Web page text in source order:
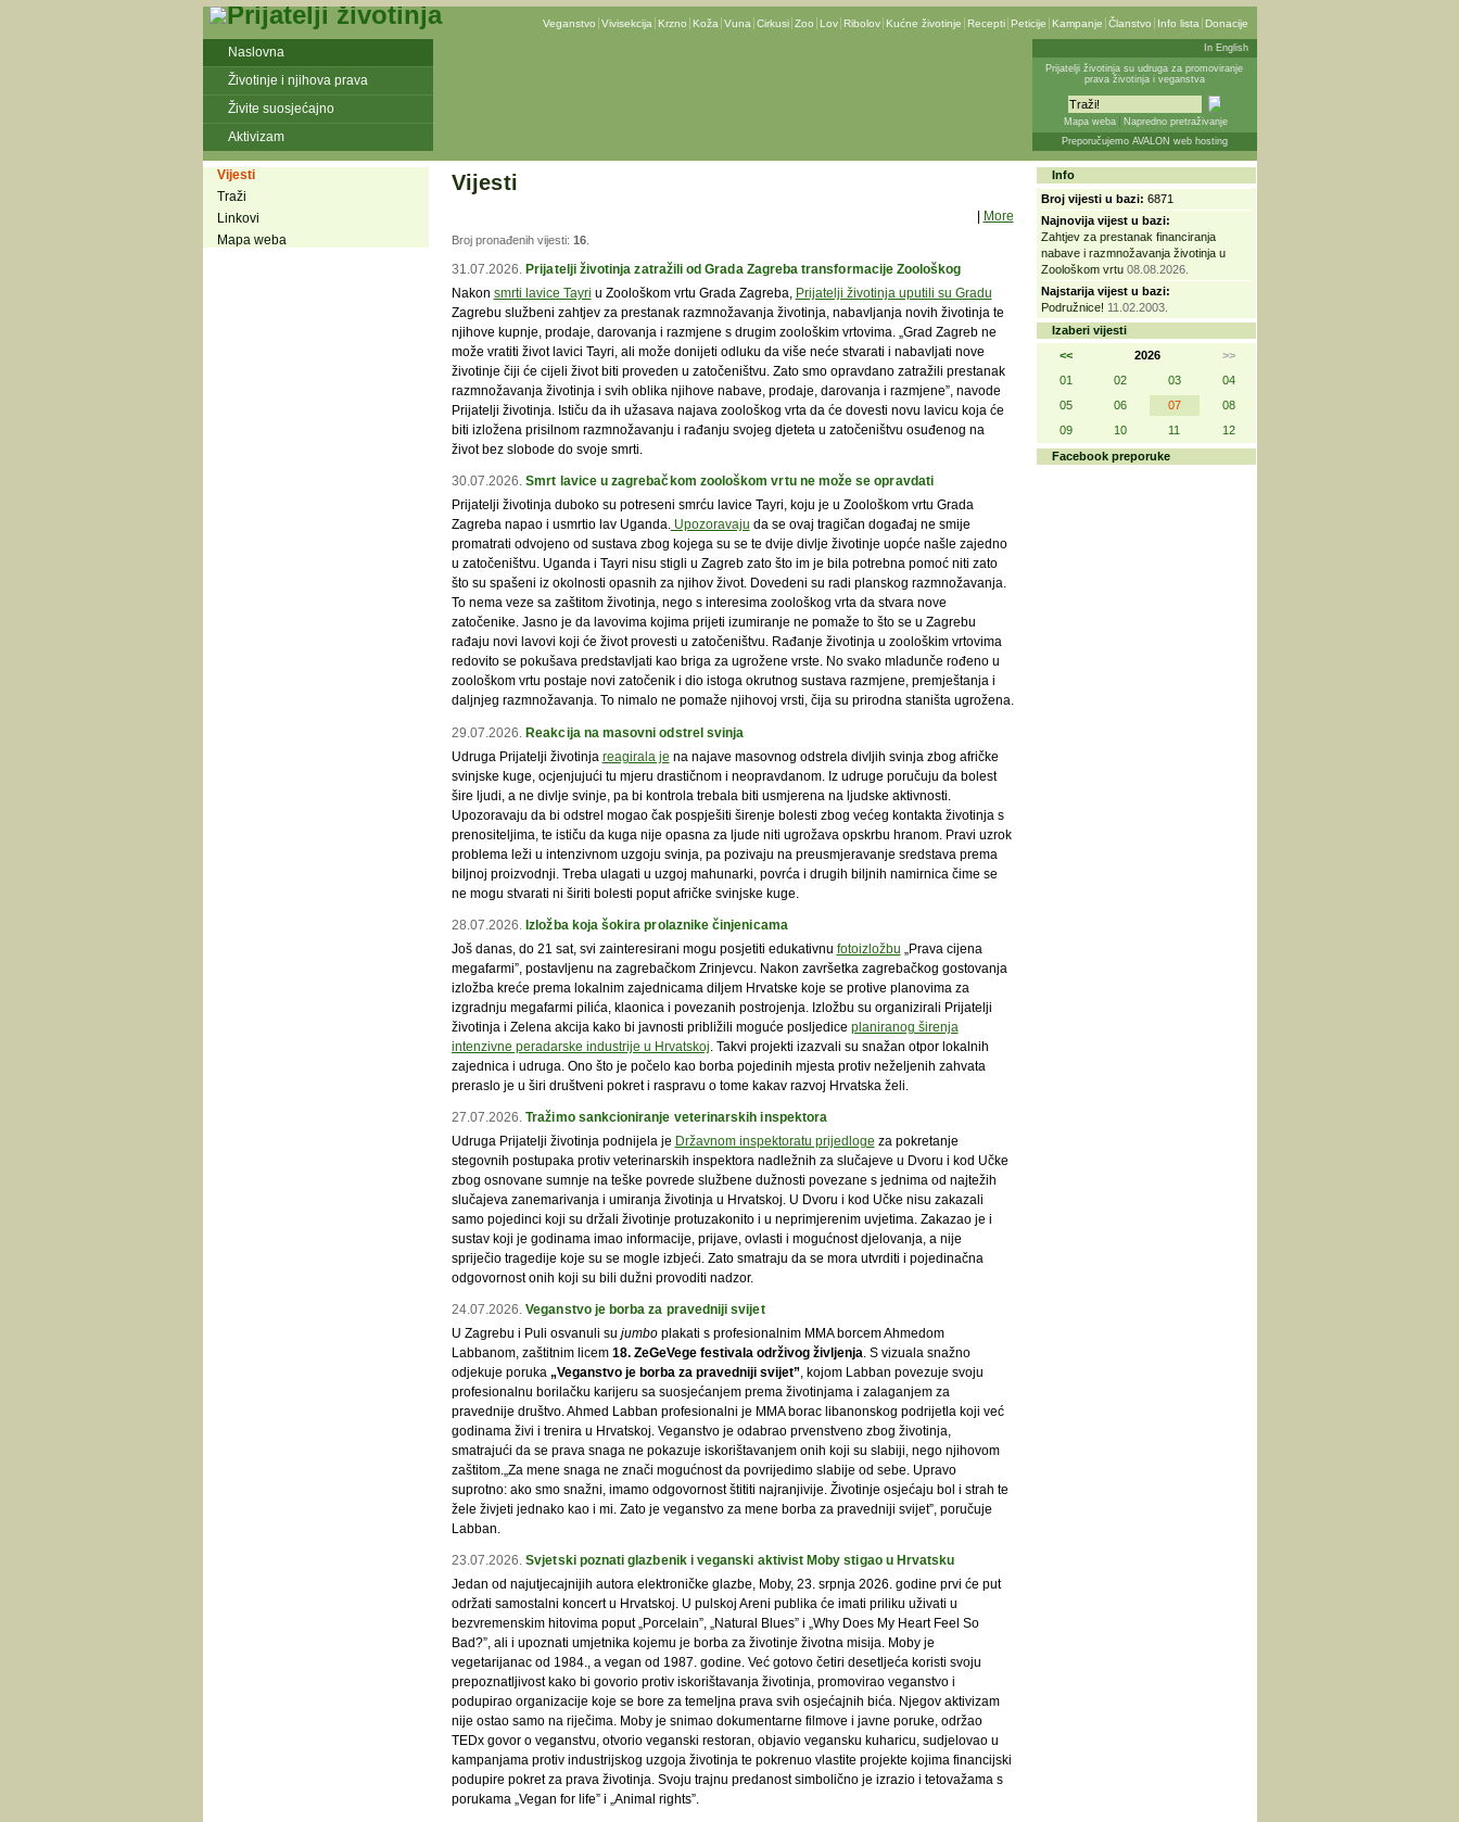
Veganstvo Vivisekcija Krzno Koža Vuna Cirkusi Zoo Lov Ribolov Kućne životinje Recepti Peticije Kampanje Članstvo Info lista Donacije
Naslovna
Životinje i njihova prava
Živite suosjećajno
Aktivizam
In English
Prijatelji životinja su udruga za promoviranje
prava životinja i veganstva
Mapa weba
Napredno pretraživanje
Preporučujemo AVALON web hosting
Vijesti
Traži
Linkovi
Mapa weba
Vijesti
More
Broj pronađenih vijesti: 16.
31.07.2026. Prijatelji životinja zatražili od Grada Zagreba transformacije Zoološkog
Nakon smrti lavice Tayri u Zoološkom vrtu Grada Zagreba, Prijatelji životinja uputili su Gradu
Zagrebu službeni zahtjev za prestanak razmnožavanja životinja, nabavljanja novih životinja te
njihove kupnje, prodaje, darovanja i razmjene s drugim zoološkim vrtovima. „Grad Zagreb ne
može vratiti život lavici Tayri, ali može donijeti odluku da više neće stvarati i nabavljati nove
životinje čiji će cijeli život biti proveden u zatočeništvu. Zato smo opravdano zatražili prestanak
razmnožavanja životinja i svih oblika njihove nabave, prodaje, darovanja i razmjene”, navode
Prijatelji životinja. Ističu da ih užasava najava zoološkog vrta da će dovesti novu lavicu koja će
biti izložena prisilnom razmnožavanju i rađanju svojeg djeteta u zatočeništvu osuđenog na
život bez slobode do svoje smrti.
30.07.2026. Smrt lavice u zagrebačkom zoološkom vrtu ne može se opravdati
Prijatelji životinja duboko su potreseni smrću lavice Tayri, koju je u Zoološkom vrtu Grada
Zagreba napao i usmrtio lav Uganda.Upozoravaju da se ovaj tragičan događaj ne smije
promatrati odvojeno od sustava zbog kojega su se te dvije divlje životinje uopće našle zajedno
u zatočeništvu. Uganda i Tayri nisu stigli u Zagreb zato što im je bila potrebna pomoć niti zato
što su spašeni iz okolnosti opasnih za njihov život. Dovedeni su radi planskog razmnožavanja.
To nema veze sa zaštitom životinja, nego s interesima zoološkog vrta da stvara nove
zatočenike. Jasno je da lavovima kojima prijeti izumiranje ne pomaže to što se u Zagrebu
rađaju novi lavovi koji će život provesti u zatočeništvu. Rađanje životinja u zoološkim vrtovima
redovito se pokušava predstavljati kao briga za ugrožene vrste. No svako mladunče rođeno u
zoološkom vrtu postaje novi zatočenik i dio istoga okrutnog sustava razmjene, premještanja i
daljnjeg razmnožavanja. To nimalo ne pomaže njihovoj vrsti, čija su prirodna staništa ugrožena.
29.07.2026. Reakcija na masovni odstrel svinja
Udruga Prijatelji životinja reagirala je na najave masovnog odstrela divljih svinja zbog afričke
svinjske kuge, ocjenjujući tu mjeru drastičnom i neopravdanom. Iz udruge poručuju da bolest
šire ljudi, a ne divlje svinje, pa bi kontrola trebala biti usmjerena na ljudske aktivnosti.
Upozoravaju da bi odstrel mogao čak pospješiti širenje bolesti zbog većeg kontakta životinja s
prenositeljima, te ističu da kuga nije opasna za ljude niti ugrožava opskrbu hranom. Pravi uzrok
problema leži u intenzivnom uzgoju svinja, pa pozivaju na preusmjeravanje sredstava prema
biljnoj proizvodnji. Treba ulagati u uzgoj mahunarki, povrća i drugih biljnih namirnica čime se
ne mogu stvarati ni širiti bolesti poput afričke svinjske kuge.
28.07.2026. Izložba koja šokira prolaznike činjenicama
Još danas, do 21 sat, svi zainteresirani mogu posjetiti edukativnu fotoizložbu „Prava cijena
megafarmi”, postavljenu na zagrebačkom Zrinjevcu. Nakon završetka zagrebačkog gostovanja
izložba kreće prema lokalnim zajednicama diljem Hrvatske koje se protive planovima za
izgradnju megafarmi pilića, klaonica i povezanih postrojenja. Izložbu su organizirali Prijatelji
životinja i Zelena akcija kako bi javnosti približili moguće posljedice planiranog širenja
intenzivne peradarske industrije u Hrvatskoj . Takvi projekti izazvali su snažan otpor lokalnih
zajednica i udruga. Ono što je počelo kao borba pojedinih mjesta protiv neželjenih zahvata
preraslo je u širi društveni pokret i raspravu o tome kakav razvoj Hrvatska želi.
27.07.2026. Tražimo sankcioniranje veterinarskih inspektora
Udruga Prijatelji životinja podnijela je Državnom inspektoratu prijedloge za pokretanje
stegovnih postupaka protiv veterinarskih inspektora nadležnih za slučajeve u Dvoru i kod Učke
zbog osnovane sumnje na teške povrede službene dužnosti povezane s jednima od najtežih
slučajeva zanemarivanja i umiranja životinja u Hrvatskoj. U Dvoru i kod Učke nisu zakazali
samo pojedinci koji su držali životinje protuzakonito i u neprimjerenim uvjetima. Zakazao je i
sustav koji je godinama imao informacije, prijave, ovlasti i mogućnost djelovanja, a nije
spriječio tragedije koje su se mogle izbjeći. Zato smatraju da se mora utvrditi i pojedinačna
odgovornost onih koji su bili dužni provoditi nadzor.
24.07.2026. Veganstvo je borba za pravedniji svijet
U Zagrebu i Puli osvanuli su jumbo plakati s profesionalnim MMA borcem Ahmedom
Labbanom, zaštitnim licem 18. ZeGeVege festivala održivog življenja. S vizuala snažno
odjekuje poruka „Veganstvo je borba za pravedniji svijet”, kojom Labban povezuje svoju
profesionalnu borilačku karijeru sa suosjećanjem prema životinjama i zalaganjem za
pravednije društvo. Ahmed Labban profesionalni je MMA borac libanonskog podrijetla koji već
godinama živi i trenira u Hrvatskoj. Veganstvo je odabrao prvenstveno zbog životinja,
smatrajući da se prava snaga ne pokazuje iskorištavanjem onih koji su slabiji, nego njihovom
zaštitom.„Za mene snaga ne znači mogućnost da povrijedimo slabije od sebe. Upravo
suprotno: ako smo snažni, imamo odgovornost štititi najranjivije. Životinje osjećaju bol i strah te
žele živjeti jednako kao i mi. Zato je veganstvo za mene borba za pravedniji svijet”, poručuje
Labban.
23.07.2026. Svjetski poznati glazbenik i veganski aktivist Moby stigao u Hrvatsku
Jedan od najutjecajnijih autora elektroničke glazbe, Moby, 23. srpnja 2026. godine prvi će put
održati samostalni koncert u Hrvatskoj. U pulskoj Areni publika će imati priliku uživati u
bezvremenskim hitovima poput „Porcelain”, „Natural Blues” i „Why Does My Heart Feel So
Bad?”, ali i upoznati umjetnika kojemu je borba za životinje životna misija. Moby je
vegetarijanac od 1984., a vegan od 1987. godine. Već gotovo četiri desetljeća koristi svoju
prepoznatljivost kako bi govorio protiv iskorištavanja životinja, promovirao veganstvo i
podupirao organizacije koje se bore za temeljna prava svih osjećajnih bića. Njegov aktivizam
nije ostao samo na riječima. Moby je snimao dokumentarne filmove i javne poruke, održao
TEDx govor o veganstvu, otvorio veganski restoran, objavio vegansku kuharicu, sudjelovao u
kampanjama protiv industrijskog uzgoja životinja te pokrenuo vlastite projekte kojima financijski
podupire pokret za prava životinja. Svoju trajnu predanost simbolično je izrazio i tetovažama s
porukama „Vegan for life” i „Animal rights”.
Info
Broj vijesti u bazi: 6871
Najnovija vijest u bazi:
Zahtjev za prestanak financiranja
nabave i razmnožavanja životinja u
Zoološkom vrtu 08.08.2026.
Najstarija vijest u bazi:
Podružnice! 11.02.2003.
Izaberi vijesti
<<
2026
>>
01
02 03
04
05
06 07
08
09
10 11
12
Facebook preporuke